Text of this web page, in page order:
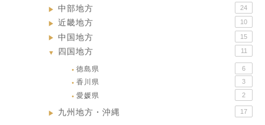
▶ 中部地方 24
▶ 近畿地方 10
▶ 中国地方 15
▼ 四国地方 11
● 徳島県 6
● 香川県 3
● 愛媛県 2
▶ 九州地方・沖縄 17